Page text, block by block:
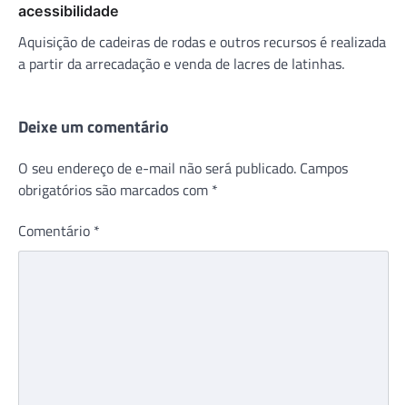
acessibilidade
Aquisição de cadeiras de rodas e outros recursos é realizada
a partir da arrecadação e venda de lacres de latinhas.
Deixe um comentário
O seu endereço de e-mail não será publicado. Campos
obrigatórios são marcados com *
Comentário *